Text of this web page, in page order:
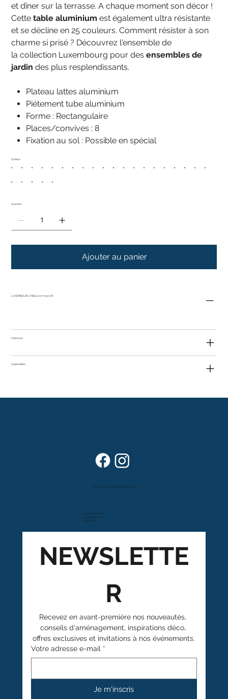
et dîner sur la terrasse. A chaque moment son décor !
Cettetable aluminium est également ultra résistante
et se décline en 25 couleurs. Comment résister à son
charme si prisé ? Découvrez l'ensemble de
la collection Luxembourg pour desensembles de
jardin des plus resplendissants.
Plateau lattes aluminium
Piétement tube aluminium
Forme : Rectangulaire
Places/convives : 8
Fixation au sol : Possible en spécial
Couleur
Quantité
Ajouter au panier
LUXEMBOURG TABLE 207 X 100 CM
Fabricant
Disponibilité
Route cantonale 4
Case postale 157
1963 Vétroz
Dans vos foyers depuis plus de 80 ans
NEWSLETTE
R
Recevez en avant-première nos nouveautés,
conseils d'aménagement, inspirations déco,
offres exclusives et invitations à nos événements.
Votre adresse e-mail *
Je m'inscris